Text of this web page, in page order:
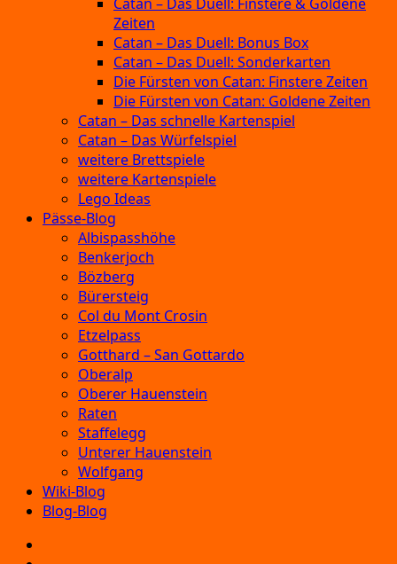
Zeiten
Catan – Das Duell: Bonus Box
Catan – Das Duell: Sonderkarten
Die Fürsten von Catan: Finstere Zeiten
Die Fürsten von Catan: Goldene Zeiten
Catan – Das schnelle Kartenspiel
Catan – Das Würfelspiel
weitere Brettspiele
weitere Kartenspiele
Lego Ideas
Pässe-Blog
Albispasshöhe
Benkerjoch
Bözberg
Bürersteig
Col du Mont Crosin
Etzelpass
Gotthard – San Gottardo
Oberalp
Oberer Hauenstein
Raten
Staffelegg
Unterer Hauenstein
Wolfgang
Wiki-Blog
Blog-Blog